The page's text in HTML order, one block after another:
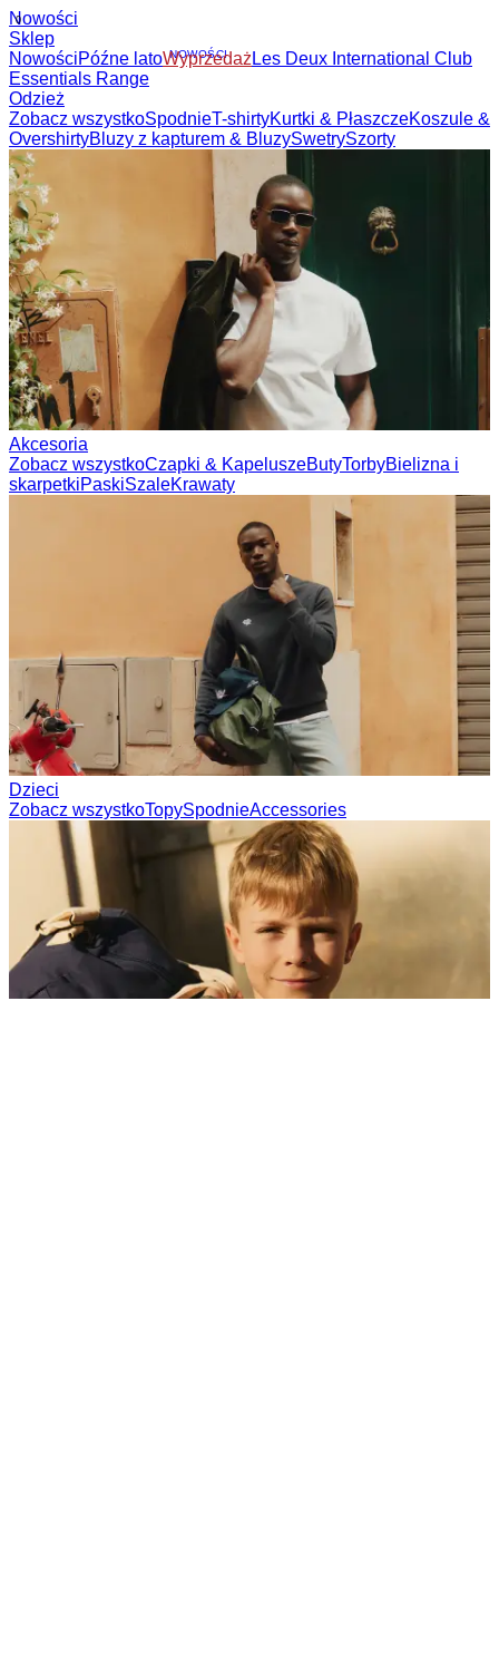
Nowości
Sklep
NowościPóźne latoNOWOŚCIWyprzedażLes Deux International
ClubEssentials Range
Odzież
Zobacz wszystkoSpodnieT-shirtyKurtki & PłaszczeKoszule &
OvershirtyBluzy z kapturem & BluzySwetrySzorty
Akcesoria
Zobacz wszystko
Czapki & KapeluszeButyTorby
skarpetki
Dzieci
Zobacz wszystko
SpodnieAccessories
Marka
Strona główna
marki
Kolekcje Społeczność WspółpraceDziennik Dziedzictwo
nas
Najnowsze
The Spectator’s Lounge
The Paris Flagship Launch
Współprace
Prince / Les DeuxKB: The Anniversary Editions
Summer 2026
0
Najpopularniejsze teraz
Polo
T-SHIRTY
KURTKI
BLUZY Z KAPTUREM